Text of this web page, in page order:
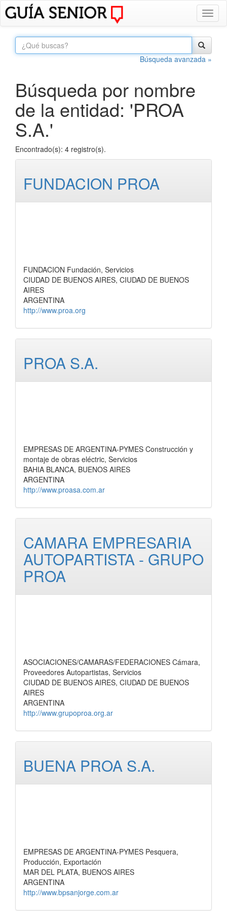
Búsqueda avanzada »
Búsqueda por nombre
de la entidad: 'PROA
S.A.'
Encontrado(s): 4 registro(s).
FUNDACION PROA
FUNDACION Fundación, Servicios
CIUDAD DE BUENOS AIRES, CIUDAD DE BUENOS
AIRES
ARGENTINA
http://www.proa.org
PROA S.A.
EMPRESAS DE ARGENTINA-PYMES Construcción y
montaje de obras eléctric, Servicios
BAHIA BLANCA, BUENOS AIRES
ARGENTINA
http://www.proasa.com.ar
CAMARA EMPRESARIA
AUTOPARTISTA - GRUPO
PROA
ASOCIACIONES/CAMARAS/FEDERACIONES Cámara,
Proveedores Autopartistas, Servicios
CIUDAD DE BUENOS AIRES, CIUDAD DE BUENOS
AIRES
ARGENTINA
http://www.grupoproa.org.ar
BUENA PROA S.A.
EMPRESAS DE ARGENTINA-PYMES Pesquera,
Producción, Exportación
MAR DEL PLATA, BUENOS AIRES
ARGENTINA
http://www.bpsanjorge.com.ar